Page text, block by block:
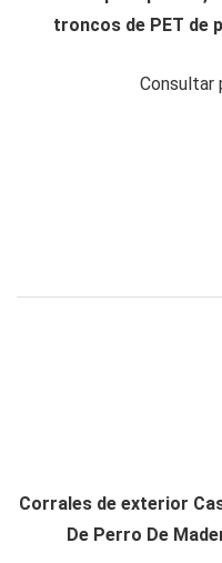
troncos de PET de
Consultar
Corrales de exterior
De Perro De